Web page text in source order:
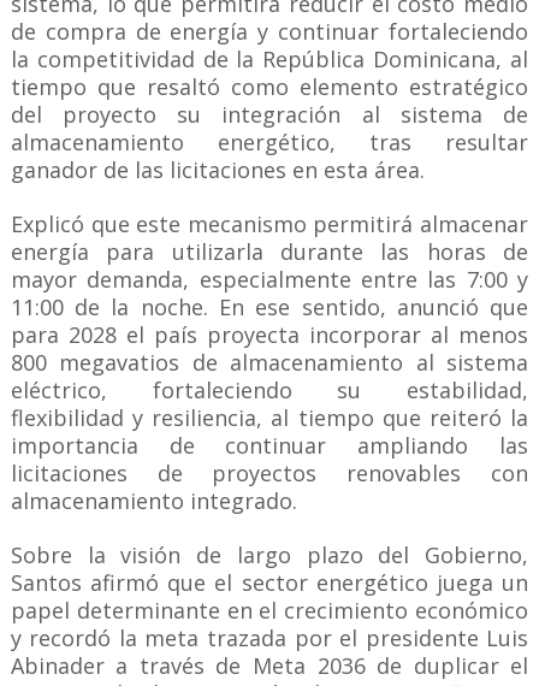
de compra de energía y continuar fortaleciendo
la competitividad de la República Dominicana, al
tiempo que resaltó como elemento estratégico
del proyecto su integración al sistema de
almacenamiento energético, tras resultar
ganador de las licitaciones en esta área.
Explicó que este mecanismo permitirá almacenar
energía para utilizarla durante las horas de
mayor demanda, especialmente entre las 7:00 y
11:00 de la noche. En ese sentido, anunció que
para 2028 el país proyecta incorporar al menos
800 megavatios de almacenamiento al sistema
eléctrico, fortaleciendo su estabilidad,
flexibilidad y resiliencia, al tiempo que reiteró la
importancia de continuar ampliando las
licitaciones de proyectos renovables con
almacenamiento integrado.
Sobre la visión de largo plazo del Gobierno,
Santos afirmó que el sector energético juega un
papel determinante en el crecimiento económico
y recordó la meta trazada por el presidente Luis
Abinader a través de Meta 2036 de duplicar el